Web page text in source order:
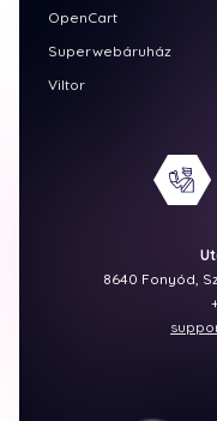
8640 Fonyód,
OpenCart
Superwebáruház
Viltor